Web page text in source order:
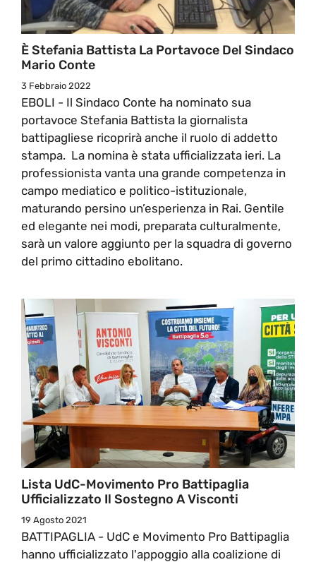
È Stefania Battista La Portavoce Del Sindaco
Mario Conte
3 Febbraio 2022
EBOLI - Il Sindaco Conte ha nominato sua
portavoce Stefania Battista la giornalista
battipagliese ricoprirà anche il ruolo di addetto
stampa. La nomina è stata ufficializzata ieri. La
professionista vanta una grande competenza in
campo mediatico e politico-istituzionale,
maturando persino un’esperienza in Rai. Gentile
ed elegante nei modi, preparata culturalmente,
sarà un valore aggiunto per la squadra di governo
del primo cittadino ebolitano.
Lista UdC-Movimento Pro Battipaglia
Ufficializzato Il Sostegno A Visconti
19 Agosto 2021
BATTIPAGLIA - UdC e Movimento Pro Battipaglia
hanno ufficializzato l'appoggio alla coalizione di